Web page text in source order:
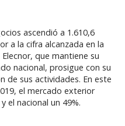
ascendió a 1.610,6
a la cifra alcanzada en la
que mantiene su
nacional, prosigue con su
de sus actividades. En este
el mercado exterior
el nacional un 49%.